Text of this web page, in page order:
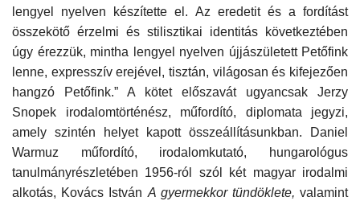
lengyel nyelven készítette el. Az eredetit és a fordítást
összekötő érzelmi és stilisztikai identitás következtében
úgy érezzük, mintha lengyel nyelven újjászületett Petőfink
lenne, expresszív erejével, tisztán, világosan és kifejezően
hangzó Petőfink.” A kötet előszavát ugyancsak Jerzy
Snopek irodalomtörténész, műfordító, diplomata jegyzi,
amely szintén helyet kapott összeállításunkban. Daniel
Warmuz műfordító, irodalomkutató, hungarológus
tanulmányrészletében 1956-ról szól két magyar irodalmi
alkotás, Kovács IstvánA gyermekkor tündöklete, valamint